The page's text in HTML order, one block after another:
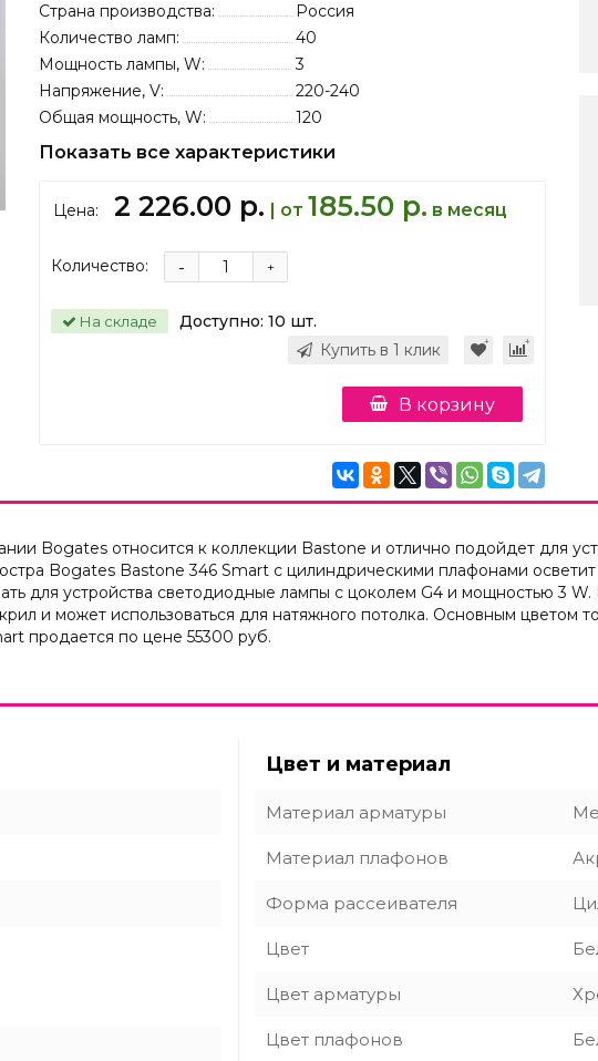
Страна производства:
Россия
Количество ламп:
40
Мощность лампы, W:
3
Напряжение, V:
220-240
Общая мощность, W:
120
Показать все характеристики
Цена: 2 226.00 р. | от 185.50 р. в месяц
Количество: +
-
На складе Доступно: 10 шт.
Купить в 1 клик
В корзину
Bogates относится к коллекции Bastone и отлично подойдет для
Bogates Bastone 346 Smart с цилиндрическими плафонами
для устройства светодиодные лампы с цоколем G4 и мощностью 3
и может использоваться для натяжного потолка. Основным цветом
продается по цене 55300 руб.
Цвет и материал
Материал арматуры
Материал плафонов
Форма рассеивателя
Цвет
Цвет арматуры
Цвет плафонов